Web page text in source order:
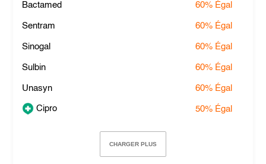
Bactamed 60% Égal
Sentram 60% Égal
Sinogal 60% Égal
Sulbin 60% Égal
Unasyn 60% Égal
Cipro 50% Égal
CHARGER PLUS